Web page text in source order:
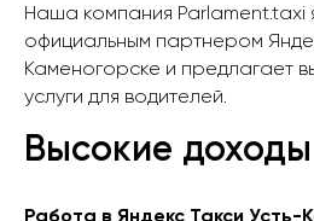
Наша компания Parlament.taxi
официальным партнером
Каменогорске и предлагает
услуги для водителей.
Высокие доходы
Работа в Яндекс Такси Усть-